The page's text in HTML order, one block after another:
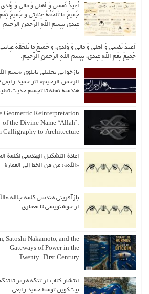
اُعیذُ نَفسی وَ أهلی وَ مالی وَ
جَمیعَ ما تَلحَقُهُ عِنایتی و جَمیعَ نِعَمِ
عِندی بِبِسمِ اللّهِ الرَّحمنِ الرَّحیمِ
اُعیذُ نَفسی وَ أهلی وَ مالی وَ وُلدی، و جَمیعَ ما تَلحَقُهُ
جَمیعَ نِعَمِ اللّهِ عِندی، بِبِسمِ اللّهِ الرَّحمنِ الرَّحیمِ.
بازخوانی تحلیلی تابلوی «بسم
الرحمن الرحیم» اثر حمید رابعی؛
هندسه نقطه تا تجسم حدیث
Geometric Reinterpretation
of the Divine Name “Allah”:
Calligraphy to Architecture
إعادة التشكيل الهندسي لكلمة
«الله»؛ من فن الخط إلى العمارة
بازآفرینی هندسی کلمه جلاله
از خوشنویسی تا معماری
Satoshi Nakamoto, and the
Gateways of Power in the
Twenty-First Century
انتشار کتاب از تنگه هرمز تا
بیت‌کوین توسط حمید رابعی